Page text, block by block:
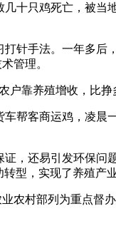
十只鸡死亡，被当
针手法。一年多后
管理。
户靠养殖增收，比挣
帮客商运鸡，凌晨
，还易引发环保问
型，实现了养殖产
农村部列为重点督